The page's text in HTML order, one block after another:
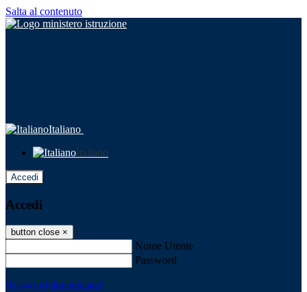
Salta al contenuto
Italiano
Italiano
Accedi
Accedi
button close ×
Nome Utente
Password
Password dimenticata?